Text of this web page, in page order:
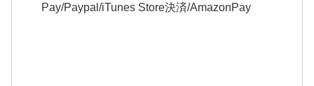
Pay/Paypal/iTunes Store決済/AmazonPay